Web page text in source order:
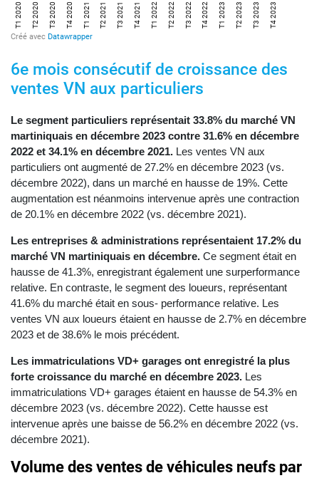
6e mois consécutif de croissance des
ventes VN aux particuliers
Le segment particuliers représentait 33.8% du marché VN
martiniquais en décembre 2023 contre 31.6% en décembre
2022 et 34.1% en décembre 2021. Les ventes VN aux
particuliers ont augmenté de 27.2% en décembre 2023 (vs.
décembre 2022), dans un marché en hausse de 19%. Cette
augmentation est néanmoins intervenue après une contraction
de 20.1% en décembre 2022 (vs. décembre 2021).
Les entreprises & administrations représentaient 17.2% du
marché VN martiniquais en décembre. Ce segment était en
hausse de 41.3%, enregistrant également une surperformance
relative. En contraste, le segment des loueurs, représentant
41.6% du marché était en sous- performance relative. Les
ventes VN aux loueurs étaient en hausse de 2.7% en décembre
2023 et de 38.6% le mois précédent.
Les immatriculations VD+ garages ont enregistré la plus
forte croissance du marché en décembre 2023. Les
immatriculations VD+ garages étaient en hausse de 54.3% en
décembre 2023 (vs. décembre 2022). Cette hausse est
intervenue après une baisse de 56.2% en décembre 2022 (vs.
décembre 2021).